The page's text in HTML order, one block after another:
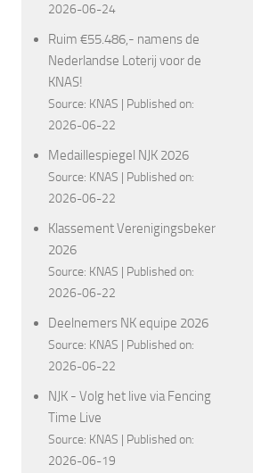
2026-06-24
Ruim €55.486,- namens de
Nederlandse Loterij voor de
KNAS!
Source: KNAS
Published on:
2026-06-22
Medaillespiegel NJK 2026
Source: KNAS
Published on:
2026-06-22
Klassement Verenigingsbeker
2026
Source: KNAS
Published on:
2026-06-22
Deelnemers NK equipe 2026
Source: KNAS
Published on:
2026-06-22
NJK - Volg het live via Fencing
Time Live
Source: KNAS
Published on:
2026-06-19